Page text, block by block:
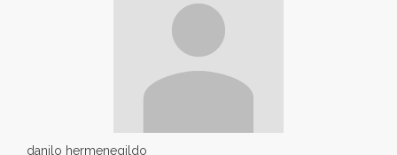
danilo hermenegildo